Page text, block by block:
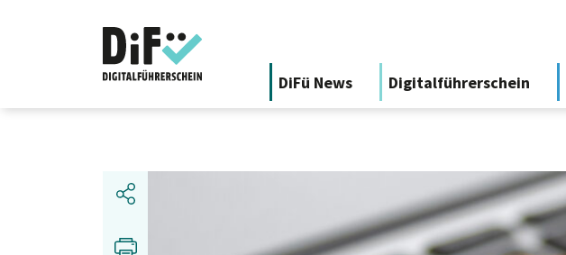
DiFü News Digitalführerschein